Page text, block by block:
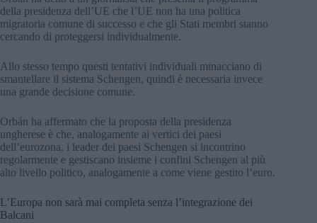
della presidenza dell’UE che l’UE non ha una politica
migratoria comune di successo e che gli Stati membri stanno
cercando di proteggersi individualmente.
Allo stesso tempo questi tentativi individuali minacciano di
smantellare il sistema Schengen, quindi è necessaria invece
una grande decisione comune.
Orbán ha affermato che la proposta della presidenza
ungherese è che, analogamente ai vertici dei paesi
dell’eurozona, i leader dei paesi Schengen si incontrino
regolarmente e gestiscano insieme i confini Schengen al più
alto livello politico, analogamente a come viene gestito l’euro.
L’Europa non sarà mai completa senza l’integrazione dei
Balcani